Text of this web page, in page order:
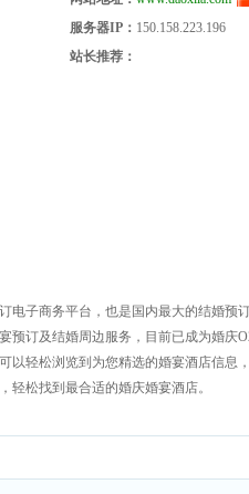
服务器IP： 150.158.223.196
站长推荐：
电子商务平台，也是国内最大的结婚预
预订及结婚周边服务，目前已成为婚庆
以轻松浏览到为您精选的婚宴酒店信息
轻松找到最合适的婚庆婚宴酒店。